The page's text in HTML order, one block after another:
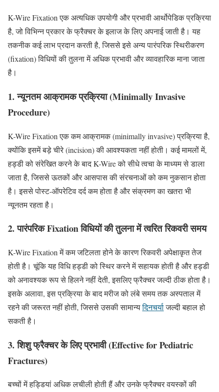
K-Wire Fixation एक अत्यधिक उपयोगी और प्रभावी आर्थोपेडिक प्रक्रिया
है, जो विभिन्न प्रकार के फ्रैक्चर के इलाज के लिए अपनाई जाती है। यह
तकनीक कई लाभ प्रदान करती है, जिससे इसे अन्य पारंपरिक स्थिरीकरण
(fixation) विधियों की तुलना में अधिक प्रभावी और व्यावहारिक माना जाता
है।
1. न्यूनतम आक्रामक प्रक्रिया (Minimally Invasive
Procedure)
K-Wire Fixation एक कम आक्रामक (minimally invasive) प्रक्रिया है,
क्योंकि इसमें बड़े चीरे (incision) की आवश्यकता नहीं होती। कई मामलों में,
हड्डी को संरेखित करने के बाद K-Wire को सीधे त्वचा के माध्यम से डाला
जाता है, जिससे ऊतकों और आसपास की संरचनाओं को कम नुकसान होता
है। इससे पोस्ट-ऑपरेटिव दर्द कम होता है और संक्रमण का खतरा भी
न्यूनतम रहता है।
2. पारंपरिक Fixation विधियों की तुलना में त्वरित रिकवरी समय
K-Wire Fixation में कम जटिलता होने के कारण रिकवरी अपेक्षाकृत तेज
होती है। चूंकि यह विधि हड्डी को स्थिर करने में सहायक होती है और हड्डी
को अनावश्यक रूप से हिलने नहीं देती, इसलिए फ्रैक्चर जल्दी ठीक होता है।
इसके अलावा, इस प्रक्रिया के बाद मरीज को लंबे समय तक अस्पताल में
रहने की जरूरत नहीं होती, जिससे उसकी सामान्यदिनचर्याजल्दी बहाल हो
सकती है।
3. शिशु फ्रैक्चर के लिए प्रभावी (Effective for Pediatric
Fractures)
बच्चों में हड्डियां अधिक लचीली होती हैं और उनके फ्रैक्चर वयस्कों की